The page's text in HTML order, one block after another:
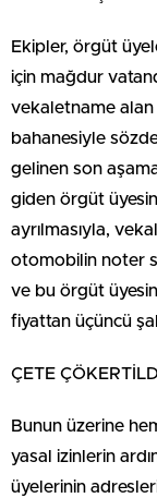
Ekipler, örgüt
için mağdur
vekaletname alan
bahanesiyle
gelinen son
giden örgüt
ayrılmasıyla,
otomobilin noter
ve bu örgüt
fiyattan üçüncü
ÇETE ÇÖKERTİLDİ
Bunun üzerine
yasal izinlerin
üyelerinin